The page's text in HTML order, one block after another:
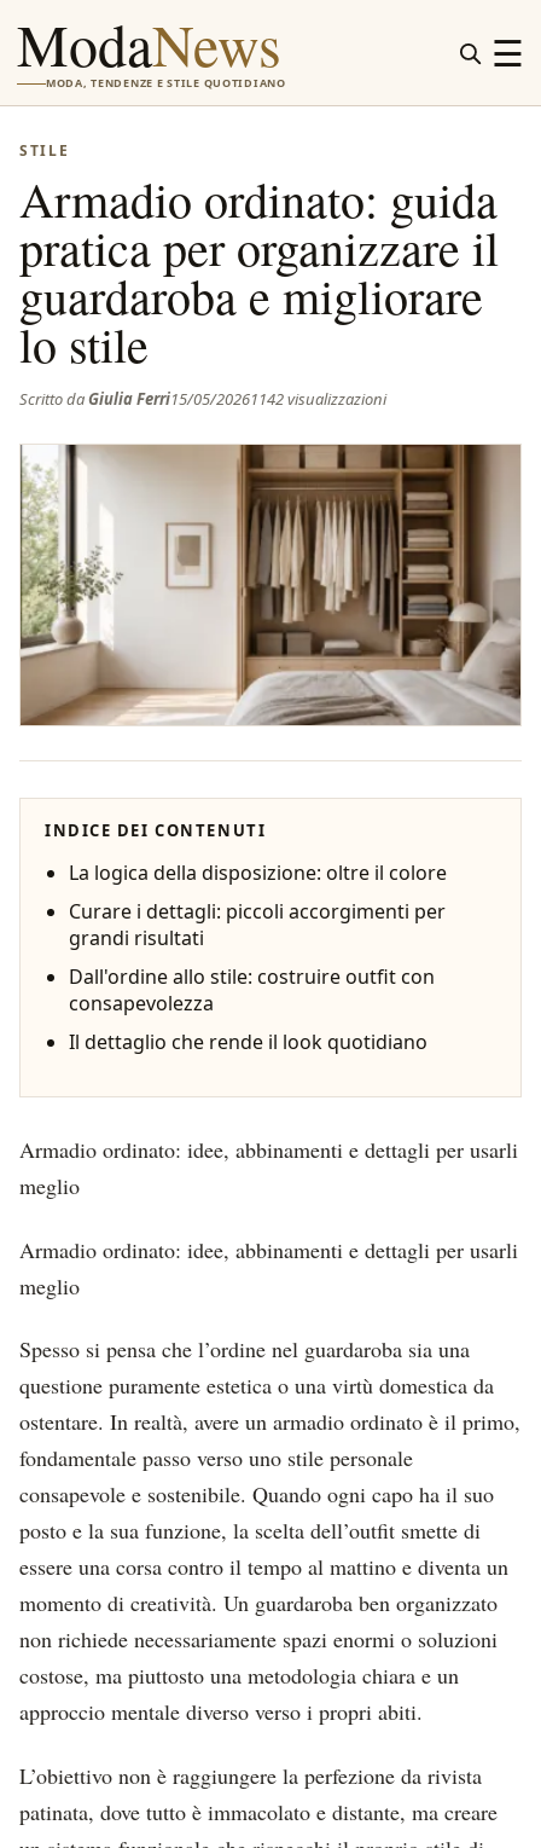
ModaNews
MODA, TENDENZE E STILE QUOTIDIANO
☰
STILE
Armadio ordinato: guida
pratica per organizzare il
guardaroba e migliorare
lo stile
Scritto daGiulia Ferri15/05/20261142 visualizzazioni
INDICE DEI CONTENUTI
La logica della disposizione: oltre il colore
Curare i dettagli: piccoli accorgimenti per
grandi risultati
Dall'ordine allo stile: costruire outfit con
consapevolezza
Il dettaglio che rende il look quotidiano
Armadio ordinato: idee, abbinamenti e dettagli per usarli
meglio
Armadio ordinato: idee, abbinamenti e dettagli per usarli
meglio
Spesso si pensa che l’ordine nel guardaroba sia una
questione puramente estetica o una virtù domestica da
ostentare. In realtà, avere un armadio ordinato è il primo,
fondamentale passo verso uno stile personale
consapevole e sostenibile. Quando ogni capo ha il suo
posto e la sua funzione, la scelta dell’outfit smette di
essere una corsa contro il tempo al mattino e diventa un
momento di creatività. Un guardaroba ben organizzato
non richiede necessariamente spazi enormi o soluzioni
costose, ma piuttosto una metodologia chiara e un
approccio mentale diverso verso i propri abiti.
L’obiettivo non è raggiungere la perfezione da rivista
patinata, dove tutto è immacolato e distante, ma creare